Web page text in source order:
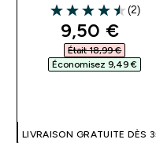
4.5 out of 5 stars
(2)
discounted
9,50 €‎
Était 18,99 €‎
Économisez 9,49 €‎
LIVRAISON GRATUITE DÈS